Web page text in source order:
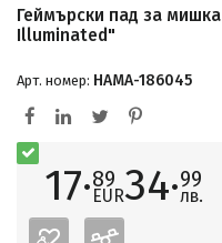
Геймърски пад за
Illuminated"
Арт. номер: HAMA-186045
17·89
EUR34·99
лв.